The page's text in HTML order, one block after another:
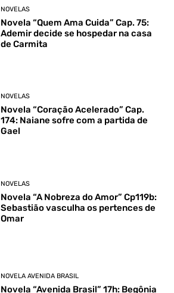
NOVELAS
Novela “Quem Ama Cuida” Cap. 75:
Ademir decide se hospedar na casa
de Carmita
NOVELAS
Novela “Coração Acelerado” Cap.
174: Naiane sofre com a partida de
Gael
NOVELAS
Novela “A Nobreza do Amor” Cp119b:
Sebastião vasculha os pertences de
Omar
NOVELA AVENIDA BRASIL
Novela “Avenida Brasil” 17h: Begônia